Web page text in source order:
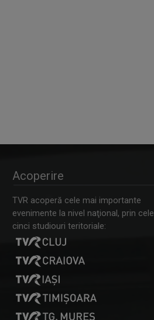
Acoperire
TVR acoperă cele mai importante
evenimente la nivel naţional, prin cele
cinci studiouri teritoriale: